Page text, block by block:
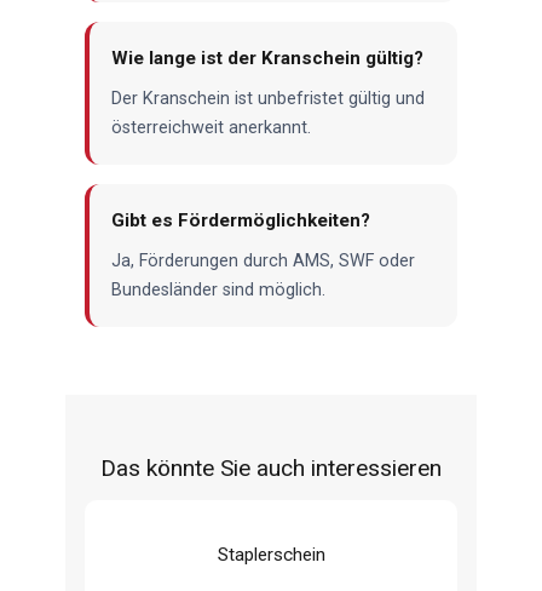
Wie lange ist der Kranschein gültig?
Der Kranschein ist unbefristet gültig und
österreichweit anerkannt.
Gibt es Fördermöglichkeiten?
Ja, Förderungen durch AMS, SWF oder
Bundesländer sind möglich.
Das könnte Sie auch interessieren
Staplerschein